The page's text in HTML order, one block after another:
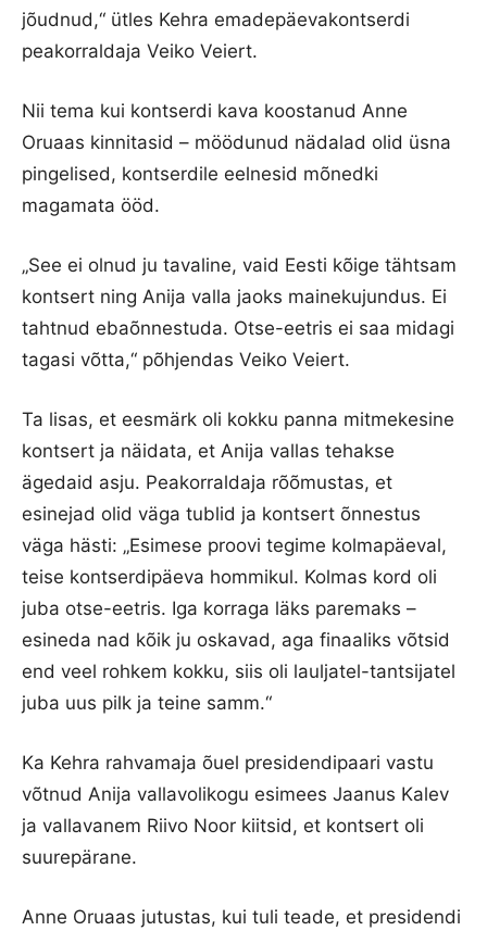
jõudnud,“ ütles Kehra emadepäevakontserdi
peakorraldaja Veiko Veiert.
Nii tema kui kontserdi kava koostanud Anne
Oruaas kinnitasid – möödunud nädalad olid üsna
pingelised, kontserdile eelnesid mõnedki
magamata ööd.
„See ei olnud ju tavaline, vaid Eesti kõige tähtsam
kontsert ning Anija valla jaoks mainekujundus. Ei
tahtnud ebaõnnestuda. Otse-eetris ei saa midagi
tagasi võtta,“ põhjendas Veiko Veiert.
Ta lisas, et eesmärk oli kokku panna mitmekesine
kontsert ja näidata, et Anija vallas tehakse
ägedaid asju. Peakorraldaja rõõmustas, et
esinejad olid väga tublid ja kontsert õnnestus
väga hästi: „Esimese proovi tegime kolmapäeval,
teise kontserdipäeva hommikul. Kolmas kord oli
juba otse-eetris. Iga korraga läks paremaks –
esineda nad kõik ju oskavad, aga finaaliks võtsid
end veel rohkem kokku, siis oli lauljatel-tantsijatel
juba uus pilk ja teine samm.“
Ka Kehra rahvamaja õuel presidendipaari vastu
võtnud Anija vallavolikogu esimees Jaanus Kalev
ja vallavanem Riivo Noor kiitsid, et kontsert oli
suurepärane.
Anne Oruaas jutustas, kui tuli teade, et presidendi